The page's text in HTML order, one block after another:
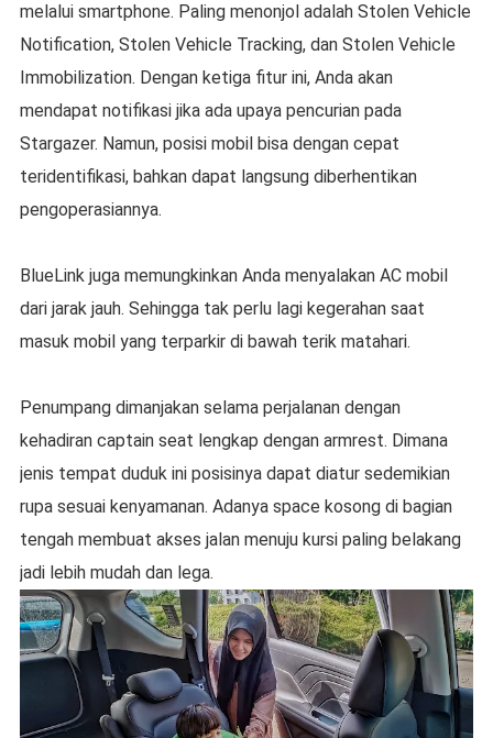
melalui smartphone. Paling menonjol adalah Stolen Vehicle
Notification, Stolen Vehicle Tracking, dan Stolen Vehicle
Immobilization. Dengan ketiga fitur ini, Anda akan
mendapat notifikasi jika ada upaya pencurian pada
Stargazer. Namun, posisi mobil bisa dengan cepat
teridentifikasi, bahkan dapat langsung diberhentikan
pengoperasiannya.
BlueLink juga memungkinkan Anda menyalakan AC mobil
dari jarak jauh. Sehingga tak perlu lagi kegerahan saat
masuk mobil yang terparkir di bawah terik matahari.
Penumpang dimanjakan selama perjalanan dengan
kehadiran captain seat lengkap dengan armrest. Dimana
jenis tempat duduk ini posisinya dapat diatur sedemikian
rupa sesuai kenyamanan. Adanya space kosong di bagian
tengah membuat akses jalan menuju kursi paling belakang
jadi lebih mudah dan lega.